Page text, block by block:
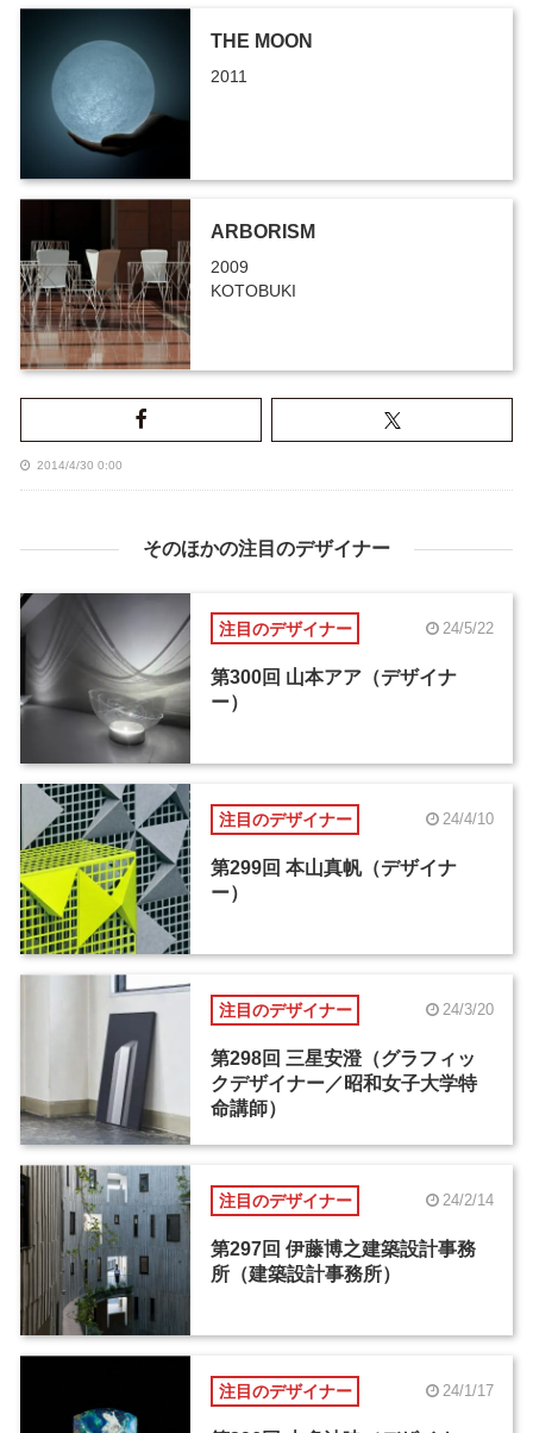
THE MOON
2011
ARBORISM
2009
KOTOBUKI
2014/4/30 0:00
そのほかの注目のデザイナー
注目のデザイナー 24/5/22
第300回 山本アア（デザイナ
ー）
注目のデザイナー 24/4/10
第299回 本山真帆（デザイナ
ー）
注目のデザイナー 24/3/20
第298回 三星安澄（グラフィッ
クデザイナー／昭和女子大学特
命講師）
注目のデザイナー 24/2/14
第297回 伊藤博之建築設計事務
所（建築設計事務所）
注目のデザイナー 24/1/17